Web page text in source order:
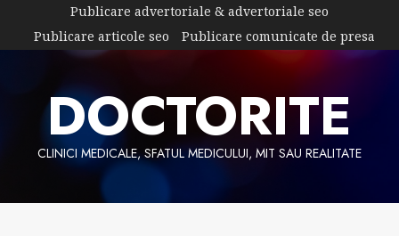
content
Publicare advertoriale & advertoriale seo
Publicare articole seo
Publicare comunicate de presa
DOCTORITE
CLINICI MEDICALE, SFATUL MEDICULUI, MIT SAU REALITATE